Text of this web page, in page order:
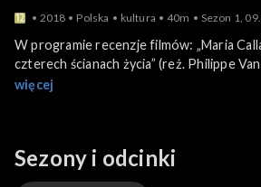
2018 Polska kultura 40m Sezon 1,
W programie recenzje filmów: „Maria
czterech ścianach życia” (reż. Philippe
„Księga wyjścia” Mikołaja Grynberga,
Wyrypajewa w reż. Norberta
Współczesnym w Szczecinie; wystaw:
więcej
Sezony i odcinki